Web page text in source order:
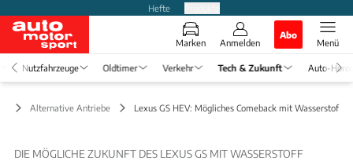
Hefte
Marken Anmelden
Abo
Menü
Nutzfahrzeuge Oldtimer Verkehr Tech & Zukunft Auto-
Alternative Antriebe Lexus GS HEV: Mögliches Comeback mit Wasserstoff
DIE MÖGLICHE ZUKUNFT DES LEXUS GS MIT WASSERSTOFF